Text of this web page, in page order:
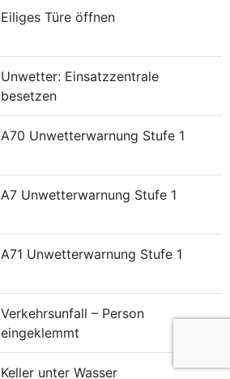
Eiliges Türe öffnen
Unwetter: Einsatzzentrale
besetzen
A70 Unwetterwarnung Stufe 1
A7 Unwetterwarnung Stufe 1
A71 Unwetterwarnung Stufe 1
Verkehrsunfall – Person
eingeklemmt
Keller unter Wasser